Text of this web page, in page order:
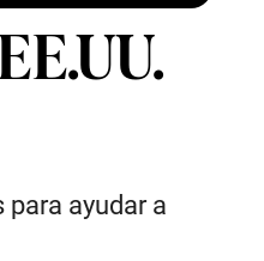
ayudar a